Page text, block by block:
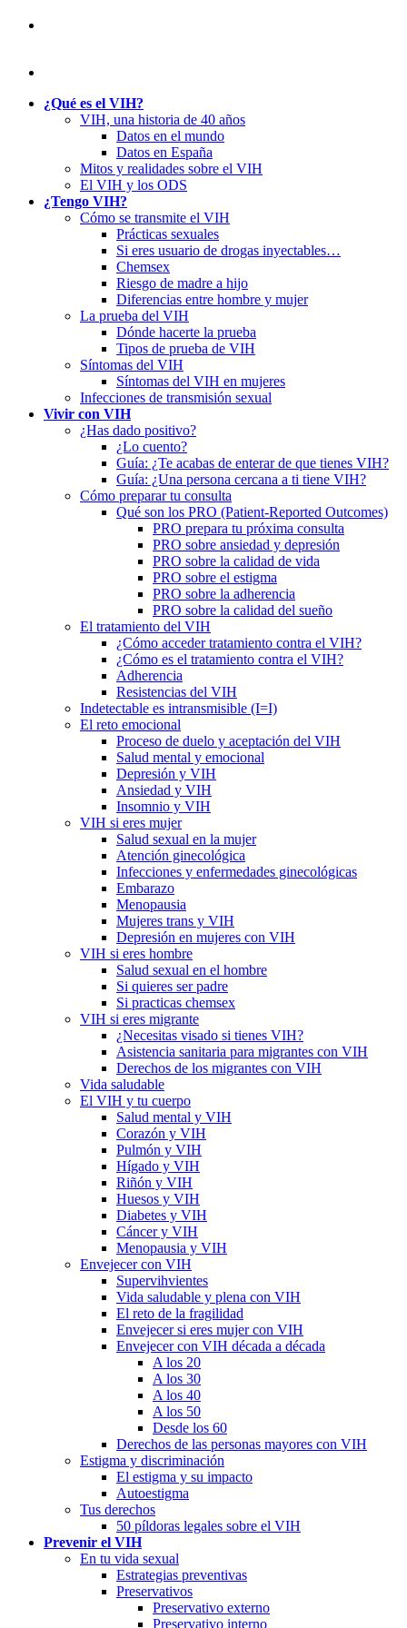
¿Qué es el VIH?
VIH, una historia de 40 años
Datos en el mundo
Datos en España
Mitos y realidades sobre el VIH
El VIH y los ODS
¿Tengo VIH?
Cómo se transmite el VIH
Prácticas sexuales
Si eres usuario de drogas inyectables…
Chemsex
Riesgo de madre a hijo
Diferencias entre hombre y mujer
La prueba del VIH
Dónde hacerte la prueba
Tipos de prueba de VIH
Síntomas del VIH
Síntomas del VIH en mujeres
Infecciones de transmisión sexual
Vivir con VIH
¿Has dado positivo?
¿Lo cuento?
Guía: ¿Te acabas de enterar de que tienes VIH?
Guía: ¿Una persona cercana a ti tiene VIH?
Cómo preparar tu consulta
Qué son los PRO (Patient-Reported Outcomes)
PRO prepara tu próxima consulta
PRO sobre ansiedad y depresión
PRO sobre la calidad de vida
PRO sobre el estigma
PRO sobre la adherencia
PRO sobre la calidad del sueño
El tratamiento del VIH
¿Cómo acceder tratamiento contra el VIH?
¿Cómo es el tratamiento contra el VIH?
Adherencia
Resistencias del VIH
Indetectable es intransmisible (I=I)
El reto emocional
Proceso de duelo y aceptación del VIH
Salud mental y emocional
Depresión y VIH
Ansiedad y VIH
Insomnio y VIH
VIH si eres mujer
Salud sexual en la mujer
Atención ginecológica
Infecciones y enfermedades ginecológicas
Embarazo
Menopausia
Mujeres trans y VIH
Depresión en mujeres con VIH
VIH si eres hombre
Salud sexual en el hombre
Si quieres ser padre
Si practicas chemsex
VIH si eres migrante
¿Necesitas visado si tienes VIH?
Asistencia sanitaria para migrantes con VIH
Derechos de los migrantes con VIH
Vida saludable
El VIH y tu cuerpo
Salud mental y VIH
Corazón y VIH
Pulmón y VIH
Hígado y VIH
Riñón y VIH
Huesos y VIH
Diabetes y VIH
Cáncer y VIH
Menopausia y VIH
Envejecer con VIH
Supervihvientes
Vida saludable y plena con VIH
El reto de la fragilidad
Envejecer si eres mujer con VIH
Envejecer con VIH década a década
A los 20
A los 30
A los 40
A los 50
Desde los 60
Derechos de las personas mayores con VIH
Estigma y discriminación
El estigma y su impacto
Autoestigma
Tus derechos
50 píldoras legales sobre el VIH
Prevenir el VIH
En tu vida sexual
Estrategias preventivas
Preservativos
Preservativo externo
Preservativo interno